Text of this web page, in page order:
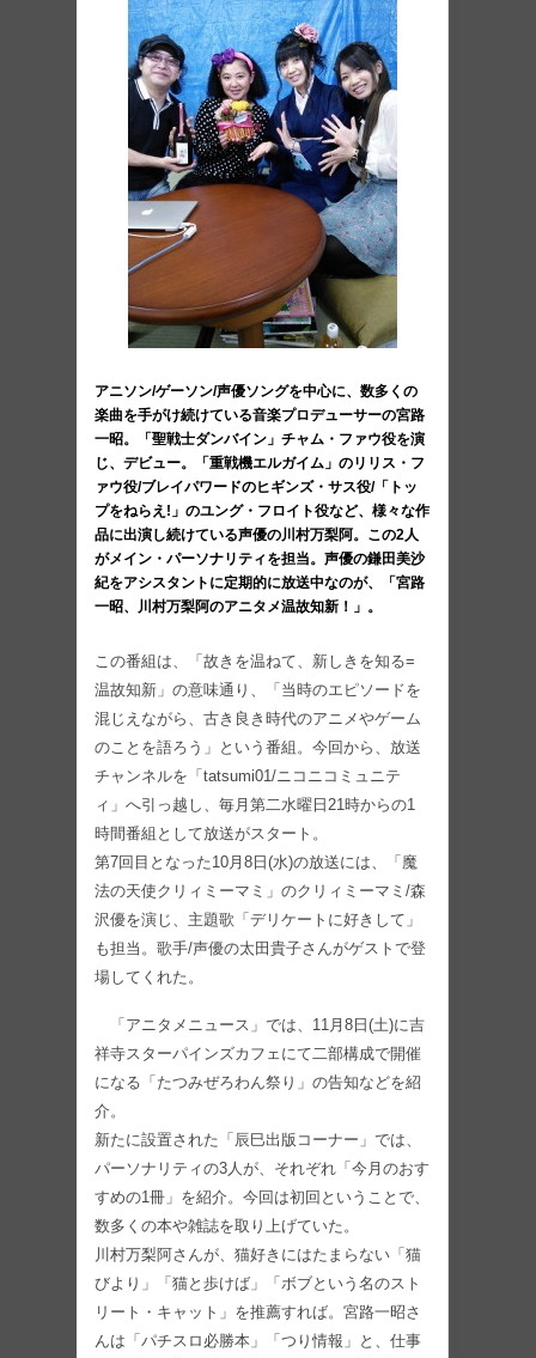
アニソン/ゲーソン/声優ソングを中心に、数多くの
楽曲を手がけ続けている音楽プロデューサーの宮路
一昭。「聖戦士ダンバイン」チャム・ファウ役を演
じ、デビュー。「重戦機エルガイム」のリリス・フ
ァウ役/ブレイパワードのヒギンズ・サス役/「トッ
プをねらえ!」のユング・フロイト役など、様々な作
品に出演し続けている声優の川村万梨阿。この2人
がメイン・パーソナリティを担当。声優の鎌田美沙
紀をアシスタントに定期的に放送中なのが、「宮路
一昭、川村万梨阿のアニタメ温故知新！」。
この番組は、「故きを温ねて、新しきを知る=
温故知新」の意味通り、「当時のエピソードを
混じえながら、古き良き時代のアニメやゲーム
のことを語ろう」という番組。今回から、放送
チャンネルを「tatsumi01/ニコニコミュニテ
ィ」へ引っ越し、毎月第二水曜日21時からの1
時間番組として放送がスタート。
第7回目となった10月8日(水)の放送には、「魔
法の天使クリィミーマミ」のクリィミーマミ/森
沢優を演じ、主題歌「デリケートに好きして」
も担当。歌手/声優の太田貴子さんがゲストで登
場してくれた。
「アニタメニュース」では、11月8日(土)に吉
祥寺スターパインズカフェにて二部構成で開催
になる「たつみぜろわん祭り」の告知などを紹
介。
新たに設置された「辰巳出版コーナー」では、
パーソナリティの3人が、それぞれ「今月のおす
すめの1冊」を紹介。今回は初回ということで、
数多くの本や雑誌を取り上げていた。
川村万梨阿さんが、猫好きにはたまらない「猫
びより」「猫と歩けば」「ボブという名のスト
リート・キャット」を推薦すれば。宮路一昭さ
んは「パチスロ必勝本」「つり情報」と、仕事